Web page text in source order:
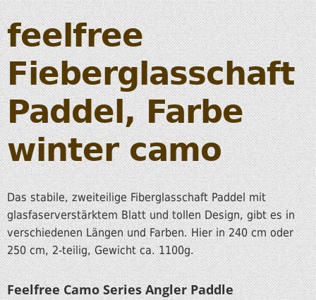
feelfree
Fieberglasschaft
Paddel, Farbe
winter camo
Das stabile, zweiteilige Fiberglasschaft Paddel mit
glasfaserverstärktem Blatt und tollen Design, gibt es in
verschiedenen Längen und Farben. Hier in 240 cm oder
250 cm, 2-teilig, Gewicht ca. 1100g.
Feelfree Camo Series Angler Paddle